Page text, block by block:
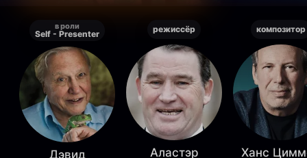
в роли
Self - Presenter
Дэвид
режиссёр
Аластэр
композитор
Ханс